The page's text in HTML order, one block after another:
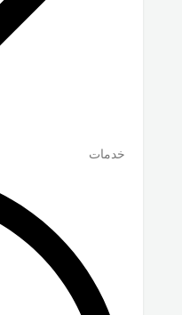
خدمات